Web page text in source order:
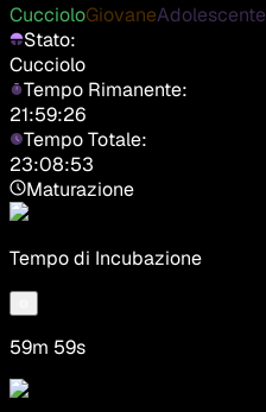
CuccioloGiovaneAdolescente
Stato:
Cucciolo
Tempo Rimanente:
21:59:26
Tempo Totale:
23:08:53
Maturazione
Tempo di Incubazione
59m 59s